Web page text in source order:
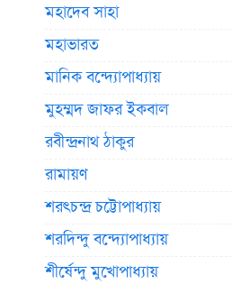
মহাদেব সাহা
মহাভারত
মানিক বন্দ্যোপাধ্যায়
মুহম্মদ জাফর ইকবাল
রবীন্দ্রনাথ ঠাকুর
রামায়ণ
শরৎচন্দ্র চট্টোপাধ্যায়
শরদিন্দু বন্দ্যোপাধ্যায়
শীর্ষেন্দু মুখোপাধ্যায়